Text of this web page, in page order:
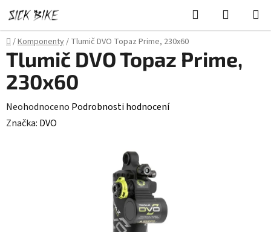
na
obsah
Hledat
KOŠÍK
Domů
/Komponenty/ Tlumič DVO Topaz Prime, 230x60
Tlumič DVO Topaz Prime,
230x60
Průměrné
hodnocení
Neohodnoceno Podrobnosti hodnocení
Značka: DVO